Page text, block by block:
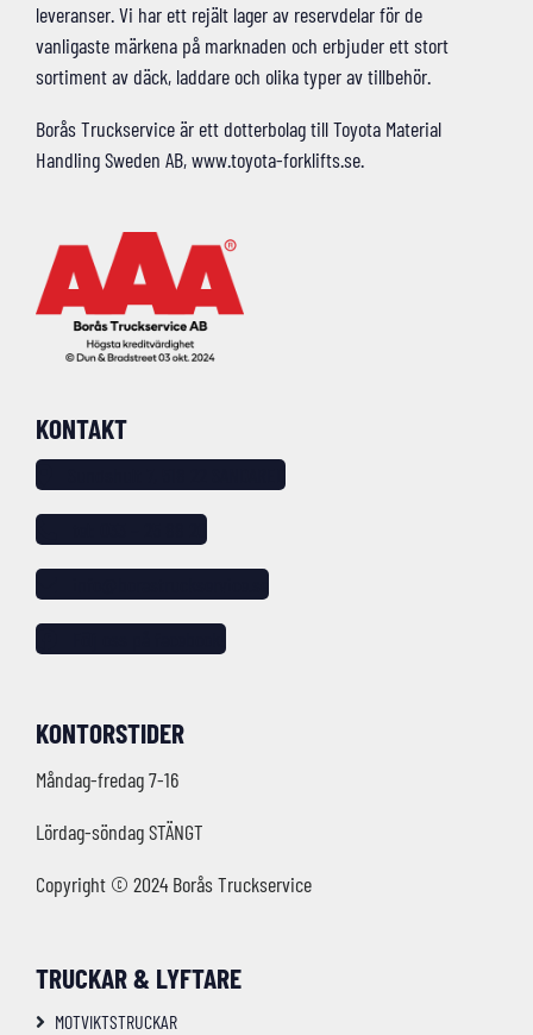
leveranser. Vi har ett rejält lager av reservdelar för de
vanligaste märkena på marknaden och erbjuder ett stort
sortiment av däck, laddare och olika typer av tillbehör.
Borås Truckservice är ett dotterbolag till Toyota Material
Handling Sweden AB, www.toyota-forklifts.se.
KONTAKT
KONTORSTIDER
Måndag-fredag 7-16
Lördag-söndag STÄNGT
Copyright © 2024 Borås Truckservice
TRUCKAR & LYFTARE
MOTVIKTSTRUCKAR